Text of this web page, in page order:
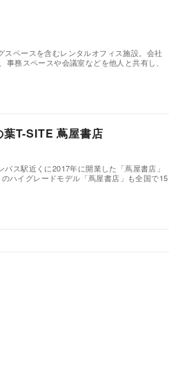
ペースを含むレンタルオフィス施設。会社
務スペースや会議室などを他人と共有し、
葉T-SITE 蔦屋書店
ス駅近くに2017年に開業した「蔦屋書店」
ハイグレードモデル「蔦屋書店」も全国で15